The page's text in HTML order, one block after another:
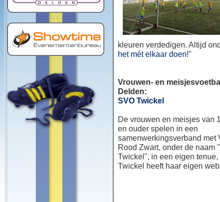
kleuren verdedigen. Altijd
het mét elkaar doen!"
Vrouwen- en
Delden:
SVO Twickel
De vrouwen en meisjes van
en ouder spelen in een
samenwerkingsverband met
Rood Zwart, onder de naam
Twickel", in een eigen
Twickel heeft haar eigen